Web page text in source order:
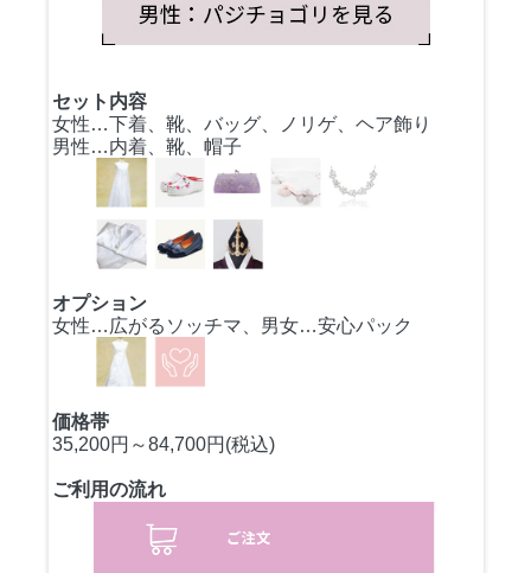
セット内容
女性…下着、靴、バッグ、ノリゲ、ヘア飾り
男性…内着、靴、帽子
オプション
女性…広がるソッチマ、男女…安心パック
価格帯
35,200円～84,700円(税込)
ご利用の流れ